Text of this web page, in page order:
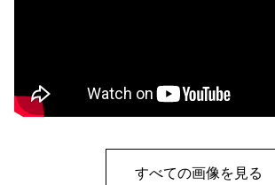
すべての画像を見る